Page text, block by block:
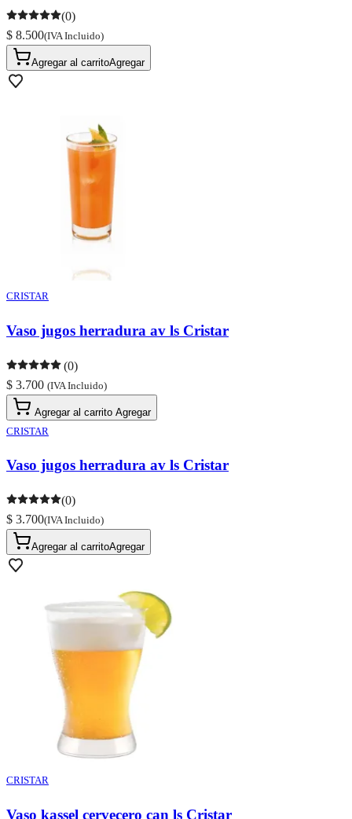
(0)
$ 8.500(IVA Incluido)
Agregar al carritoAgregar
CRISTAR
Vaso jugos herradura av ls Cristar
(0)
$ 3.700 (IVA Incluido)
Agregar al carrito Agregar
CRISTAR
Vaso jugos herradura av ls Cristar
(0)
$ 3.700(IVA Incluido)
Agregar al carritoAgregar
CRISTAR
Vaso kassel cervecero can ls Cristar